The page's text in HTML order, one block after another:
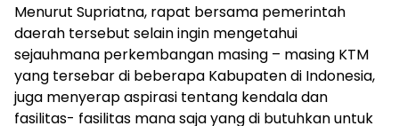
Menurut Supriatna, rapat bersama pemerintah
daerah tersebut selain ingin mengetahui
sejauhmana perkembangan masing – masing KTM
yang tersebar di beberapa Kabupaten di Indonesia,
juga menyerap aspirasi tentang kendala dan
fasilitas- fasilitas mana saja yang di butuhkan untuk